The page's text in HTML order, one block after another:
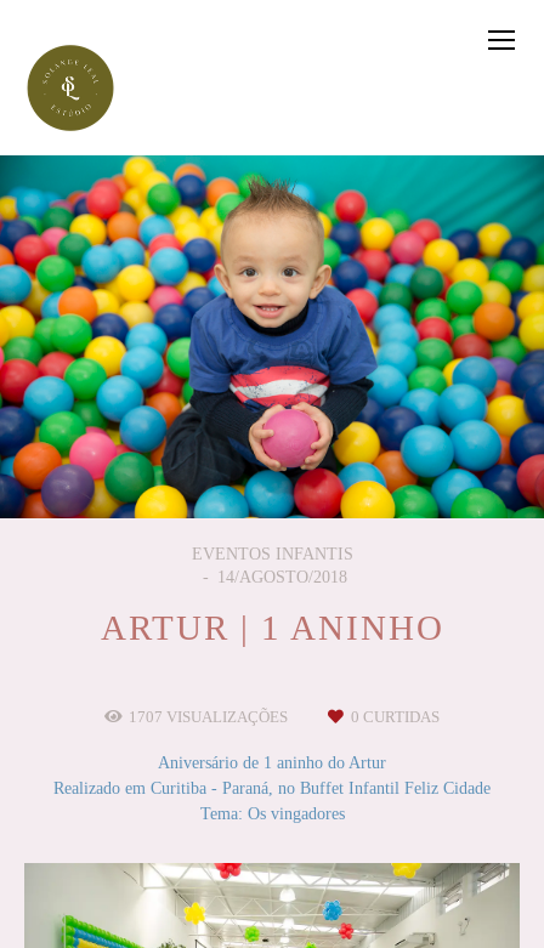
EVENTOS INFANTIS
14/AGOSTO/2018
ARTUR | 1 ANINHO
1707 VISUALIZAÇÕES 0 CURTIDAS
Aniversário de 1 aninho do Artur
Realizado em Curitiba - Paraná, no Buffet Infantil Feliz Cidade
Tema: Os vingadores